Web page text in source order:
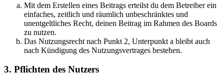
Mit dem Erstellen eines Beitrags erteilst du dem Betreiber ein
einfaches, zeitlich und räumlich unbeschränktes und
unentgeltliches Recht, deinen Beitrag im Rahmen des Boards
zu nutzen.
Das Nutzungsrecht nach Punkt 2, Unterpunkt a bleibt auch
nach Kündigung des Nutzungsvertrages bestehen.
3. Pflichten des Nutzers